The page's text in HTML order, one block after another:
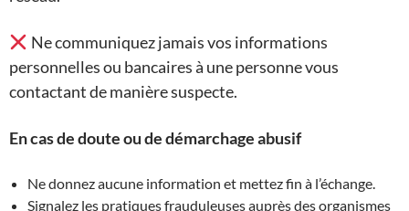
Ne communiquez jamais vos informations
personnelles ou bancaires à une personne vous
contactant de manière suspecte.
En cas de doute ou de démarchage abusif
Ne donnez aucune information et mettez fin à l’échange.
Signalez les pratiques frauduleuses auprès des organismes